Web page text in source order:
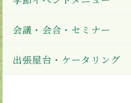
会議・会合・セミナー
出張屋台・ケータリング